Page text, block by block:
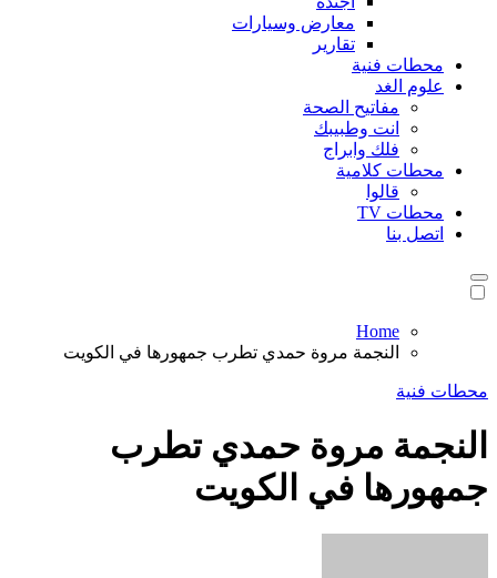
معارض وسيارات
تقارير
محطات فنية
علوم الغد
مفاتيح الصحة
انت وطبيبك
فلك وابراج
محطات كلامية
قالوا
محطات TV
اتصل بنا
Home
النجمة مروة حمدي تطرب جمهورها في الكويت
محطات فنية
النجمة مروة حمدي تطرب
جمهورها في الكويت